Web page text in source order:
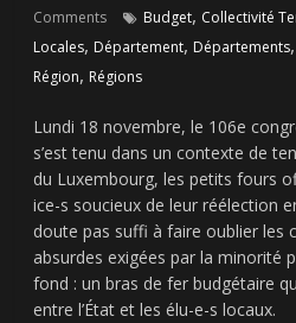
Comments
Budget, Collectivité
Locales, Département, Départements,
Région, Régions
Lundi 18 novembre, le 106e
s’est tenu dans un contexte de
du Luxembourg, les petits fours
ice-s soucieux de leur réélection
doute pas suffi à faire oublier les
absurdes exigées par la minorité
fond : un bras de fer budgétaire
entre l’État et les élu-e-s locaux.